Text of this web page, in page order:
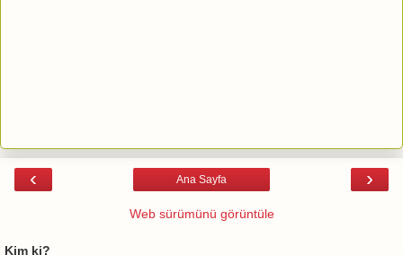
‹ ›
Ana Sayfa
Web sürümünü görüntüle
Kim ki?